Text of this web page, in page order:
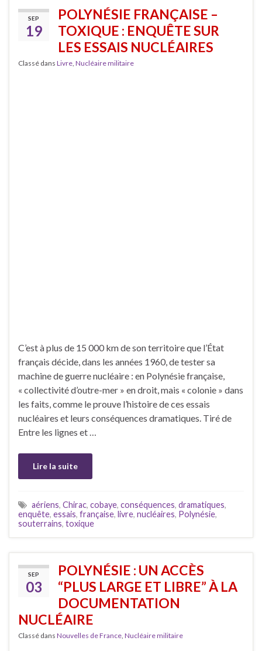
SEP
19
POLYNÉSIE FRANÇAISE –
TOXIQUE : ENQUÊTE SUR
LES ESSAIS NUCLÉAIRES
Classé dans Livre, Nucléaire militaire
C’est à plus de 15 000 km de son territoire que l’État
français décide, dans les années 1960, de tester sa
machine de guerre nucléaire : en Polynésie française,
« collectivité d’outre-mer » en droit, mais « colonie » dans
les faits, comme le prouve l’histoire de ces essais
nucléaires et leurs conséquences dramatiques. Tiré de
Entre les lignes et …
Lire la suite
aériens, Chirac, cobaye, conséquences, dramatiques,
enquête, essais, française, livre, nucléaires, Polynésie,
souterrains, toxique
SEP
03
POLYNÉSIE : UN ACCÈS
“PLUS LARGE ET LIBRE” À LA
DOCUMENTATION
NUCLÉAIRE
Classé dans Nouvelles de France, Nucléaire militaire